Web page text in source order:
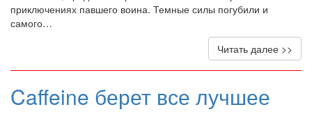
приключениях павшего воина. Темные силы погубили и
самого…
Читать далее >>
Caffeine берет все лучшее